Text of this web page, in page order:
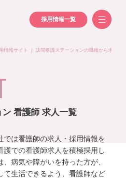
採用情報一覧
情報サイト 訪問看護ステーションの職種から求人を
看護師 求人一覧
では看護師の求人・採用情報を
護での看護師求人を積極採用し
病気や障がいを持った方が、
て生活できるよう、看護師など